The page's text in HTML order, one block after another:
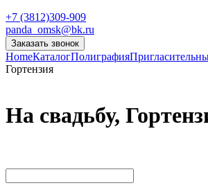
+7 (3812)309-909
panda_omsk@bk.ru
Заказать звонок
HomeКаталогПолиграфия
Гортензия
На свадьбу,